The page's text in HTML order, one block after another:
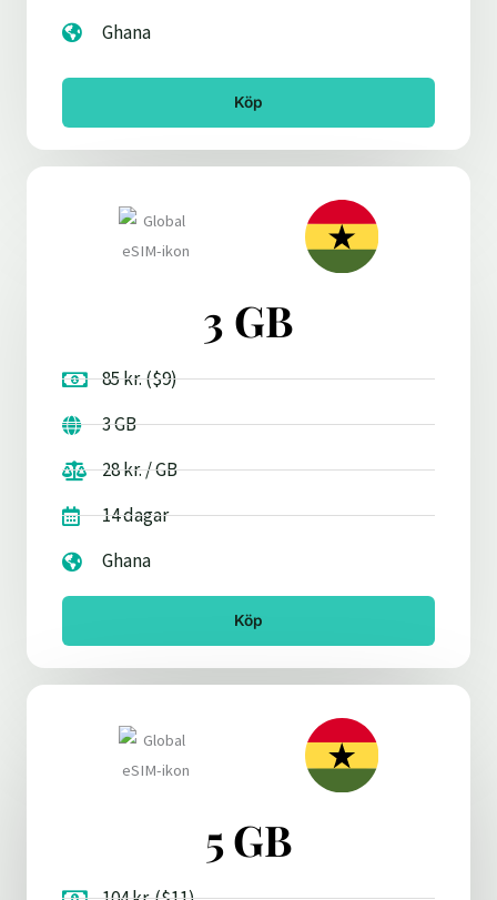
Ghana
Köp
3 GB
85 kr. ($9)
3 GB
28 kr. / GB
14 dagar
Ghana
Köp
5 GB